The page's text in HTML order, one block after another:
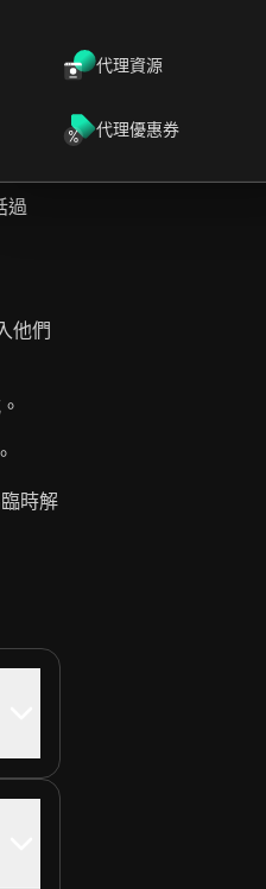
代理資源
代理優惠券
在ChatGPT中開啟
就此頁面提問
在Claude中開啟
就此頁面提問
的問
仍然
清除
訪
過
他們
時解